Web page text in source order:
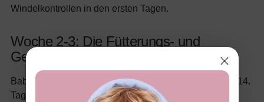
Windelkontrollen in den ersten Tagen.
Woche 2-3: Die Fütterungs- und
Gewichtszunahmephase
Babys erreichen ihr Geburtsgewicht meist bis zum 10.-14.
Tag zurück. Wachstumsschübe beginnen und die